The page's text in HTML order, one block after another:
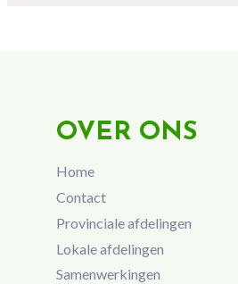
OVER ONS
Home
Contact
Provinciale afdelingen
Lokale afdelingen
Samenwerkingen